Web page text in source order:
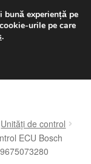
6816
Unități de control
ECU Bosch
experiență pe
urile pe care
.